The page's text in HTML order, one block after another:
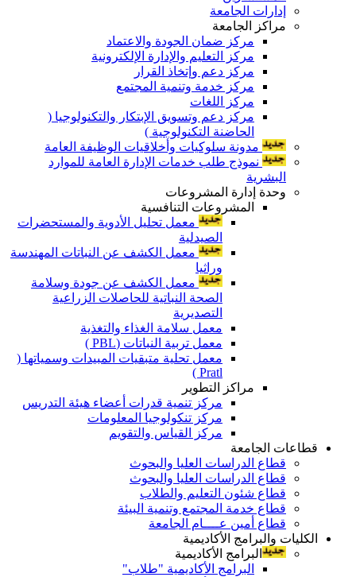
إدارات الجامعة
مراكز الجامعة
مركز ضمان الجودة والاعتماد
مركز التعليم والإدارة الإلكترونية
مركز دعم وإتخاذ القرار
مركز خدمة وتنمية المجتمع
مركز اللغات
مركز دعم وتسويق الإبتكار والتكنولوجيا (
الحاضنة التكنولوجية )
مدونة سلوكيات وأخلاقيات الوظيفة العامة
نموذج طلب خدمات الإدارة العامة للموارد
البشرية
وحدة إدارة المشروعات
المشروعات التنافسية
معمل تحليل الأدوية والمستحضرات
الصيدلية
معمل الكشف عن النباتات المهندسة
وراثيا
معمل الكشف عن جودة وسلامة
الصحة النباتية للحاصلات الزراعية
التصديرية
معمل سلامة الغذاء والتغذية
معمل تربية النباتات (PBL )
معمل تحلية متبقيات المبيدات وسمياتها (
Pratl )
مراكز التطوير
مركز تنمية قدرات أعضاء هيئة التدريس
مركز تنكولوجيا المعلومات
مركز القياس والتقويم
قطاعات الجامعة
قطاع الدراسات العليا والبحوث
قطاع الدراسات العليا والبحوث
قطاع شئون التعليم والطلاب
قطاع خدمة المجتمع وتنمية البيئة
قطاع أمين عــــام الجامعة
الكليات والبرامج الأكاديمية
البرامج الأكاديمية
البرامج الأكاديمية "طلاب"